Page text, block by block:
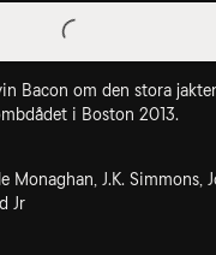
Bacon om den stora
i Boston 2013.
Monaghan, J.K. Simmons,
Jr